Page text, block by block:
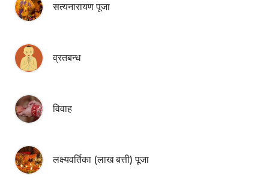
सत्यनारायण पूजा
व्रतबन्ध
विवाह
लक्ष्यवर्तिका (लाख बत्ती) पूजा